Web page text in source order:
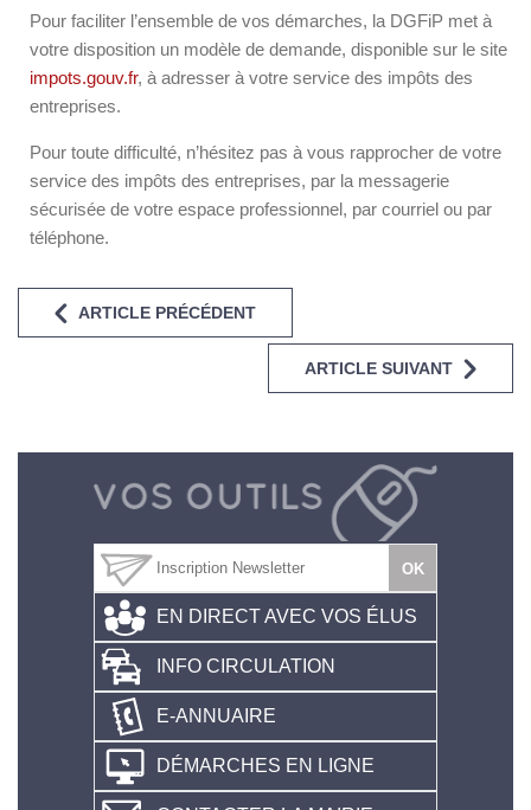
Pour faciliter l’ensemble de vos démarches, la DGFiP met à
votre disposition un modèle de demande, disponible sur le site
impots.gouv.fr, à adresser à votre service des impôts des
entreprises.
Pour toute difficulté, n’hésitez pas à vous rapprocher de votre
service des impôts des entreprises, par la messagerie
sécurisée de votre espace professionnel, par courriel ou par
téléphone.
ARTICLE PRÉCÉDENT
ARTICLE SUIVANT
EN DIRECT AVEC VOS ÉLUS
INFO CIRCULATION
E-ANNUAIRE
DÉMARCHES EN LIGNE